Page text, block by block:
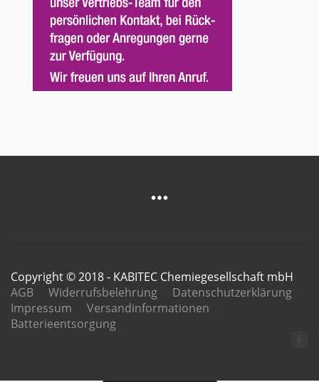
Copyright © 2018 - KABITEC Chemiegesellschaft mbH
AGB
Widerrufsbelehrung
Datenschutzerklärung
Impressum
Versandinformationen
Batterieentsorgung